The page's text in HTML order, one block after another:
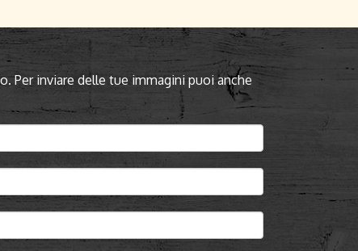
Per inviare delle tue immagini puoi anche